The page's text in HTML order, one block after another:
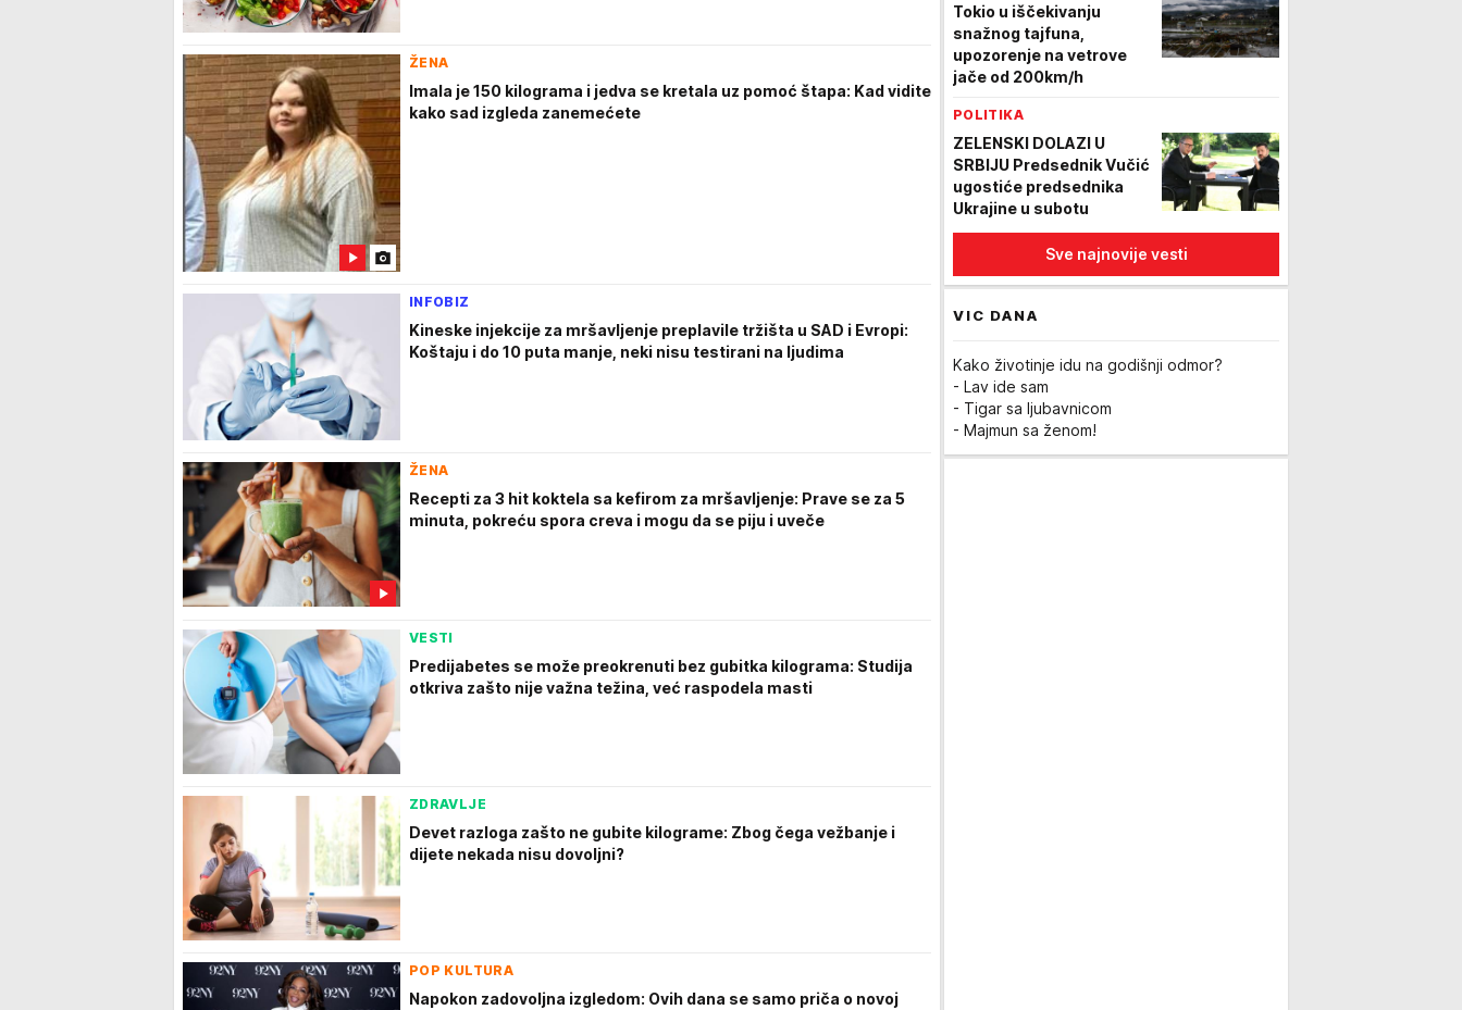
ŽENA
Imala je 150 kilograma i jedva se kretala uz pomoć štapa: Kad vidite
kako sad izgleda zanemećete
INFOBIZ
Kineske injekcije za mršavljenje preplavile tržišta u SAD i Evropi:
Koštaju i do 10 puta manje, neki nisu testirani na ljudima
ŽENA
Recepti za 3 hit koktela sa kefirom za mršavljenje: Prave se za 5
minuta, pokreću spora creva i mogu da se piju i uveče
VESTI
Predijabetes se može preokrenuti bez gubitka kilograma: Studija
otkriva zašto nije važna težina, već raspodela masti
ZDRAVLJE
Devet razloga zašto ne gubite kilograme: Zbog čega vežbanje i
dijete nekada nisu dovoljni?
POP KULTURA
Napokon zadovoljna izgledom: Ovih dana se samo priča o novoj
Tokio u iščekivanju
snažnog tajfuna,
upozorenje na vetrove
jače od 200km/h
POLITIKA
ZELENSKI DOLAZI U
SRBIJU Predsednik Vučić
ugostiće predsednika
Ukrajine u subotu
Sve najnovije vesti
VIC DANA
Kako životinje idu na godišnji odmor?
- Lav ide sam
- Tigar sa ljubavnicom
- Majmun sa ženom!